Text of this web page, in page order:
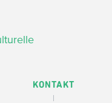
KONTAKT